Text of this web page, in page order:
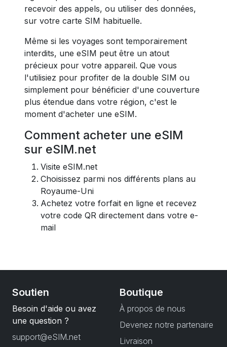
recevoir des appels, ou utiliser des données,
sur votre carte SIM habituelle.
Même si les voyages sont temporairement
interdits, une eSIM peut être un atout
précieux pour votre appareil. Que vous
l'utilisiez pour profiter de la double SIM ou
simplement pour bénéficier d'une couverture
plus étendue dans votre région, c'est le
moment d'acheter une eSIM.
Comment acheter une eSIM
sur eSIM.net
Visite eSIM.net
Choisissez parmi nos différents plans au
Royaume-Uni
Achetez votre forfait en ligne et recevez
votre code QR directement dans votre e-
mail
Soutien
Besoin d'aide ou avez
une question ?
support@eSIM.net
Boutique
À propos de nous
Devenez notre partenaire
Livraison